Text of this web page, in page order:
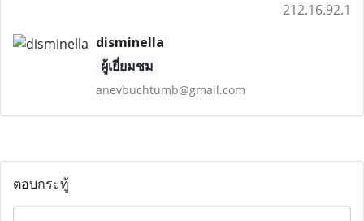
212.16.92.1
disminella
ผู้เยี่ยมชม
anevbuchtumb@gmail.com
ตอบกระทู้